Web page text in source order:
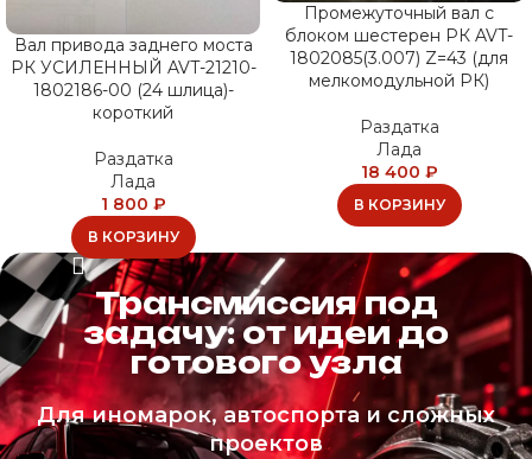
Вал привода заднего моста
РК УСИЛЕННЫЙ AVT-21210-
1802186-00 (24 шлица)-
короткий
Раздатка
Лада
1 800 ₽
В КОРЗИНУ
Промежуточный вал с
блоком шестерен РК AVT-
1802085(3.007) Z=43 (для
мелкомодульной РК)
Раздатка
Лада
18 400 ₽
В КОРЗИНУ
Трансмиссия под
задачу: от идеи до
готового узла
Для иномарок, автоспорта и сложных
проектов